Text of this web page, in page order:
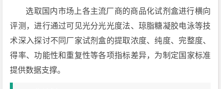
选取国内市场上各主流厂商的商品化试剂盒进行横向
评测，进行通过可见光分光光度法、琼脂糖凝胶电泳等技
术深入探讨不同厂家试剂盒的提取浓度、纯度、完整度、
得率、功能性和重复性等各项指标差异，为制定国家标准
提供数据支撑。